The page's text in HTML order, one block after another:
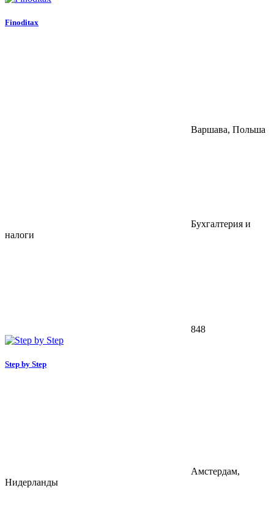
Finoditax
Варшава, Польша
Бухгалтерия и
налоги
848
Step by Step
Амстердам,
Нидерланды